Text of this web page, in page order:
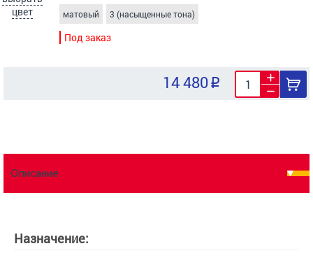
цвет
матовый 3 (насыщенные тона)
Под заказ
14 480
Описание
Назначение: